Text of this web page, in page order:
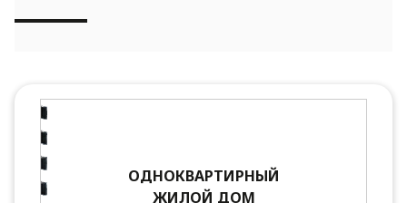
ОДНОКВАРТИРНЫЙ
ЖИЛОЙ ДОМ